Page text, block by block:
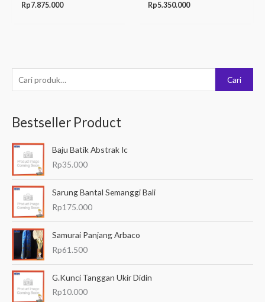
e
c
a
u
n
t
u
Cari
Bestseller Product
Baju Batik Abstrak Ic
Rp35.000
Sarung Bantal Semanggi Bali
Rp175.000
Samurai Panjang Arbaco
Rp61.500
G.Kunci Tanggan Ukir Didin
Rp10.000
Rp7.875.000 Rp5.350.000